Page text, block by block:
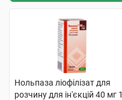
Нольпаза ліофілізат для
розчину для ін'єкцій 40 мг 1